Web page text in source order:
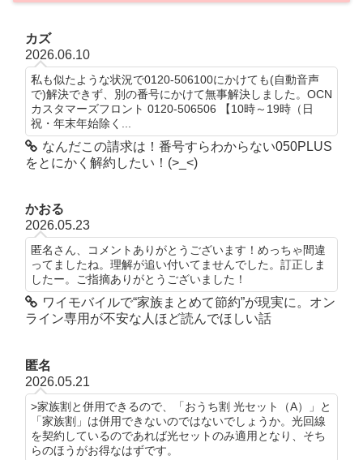
カズ
2026.06.10
私も似たような状況で0120-506100にかけても(自動音声
で)解決できず、別の番号にかけて無事解決しました。OCN
カスタマーズフロント 0120-506506 【10時～19時（日
祝・年末年始除く...
なんだこの請求は！番号すらわからない050PLUS
をとにかく解約したい！(>_<)
かおる
2026.05.23
匿名さん、コメントありがとうございます！めっちゃ間違
ってましたね。理解が追い付いてませんでした。訂正しま
したー。ご指摘ありがとうございました！
ワイモバイルで“家族まとめて節約”が現実に。オン
ライン専用が不安な人ほど読んでほしい話
匿名
2026.05.21
>家族割と併用できるので、「おうち割 光セット（A）」と
「家族割」は併用できないのではないでしょうか。光回線
を契約しているのであれば光セットのみ適用となり、そち
らのほうがお得なはずです。